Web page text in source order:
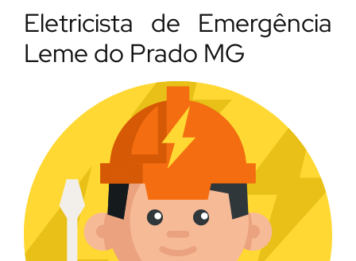
Eletricista de Emergência
Leme do Prado MG